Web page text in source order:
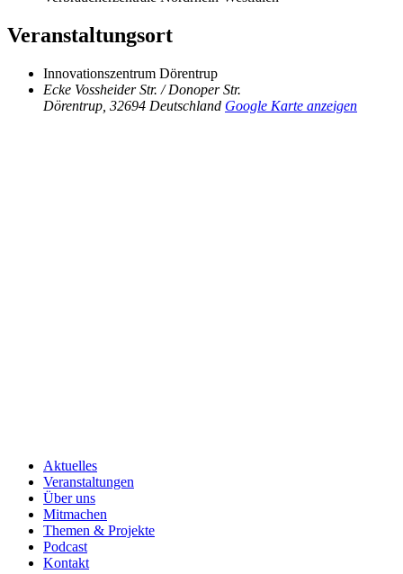
Veranstaltungsort
Innovationszentrum Dörentrup
Ecke Vossheider Str. / Donoper Str.
Dörentrup 32694 Deutschland Google Karte anzeigen
Aktuelles
Veranstaltungen
Über uns
Mitmachen
Themen & Projekte
Podcast
Kontakt